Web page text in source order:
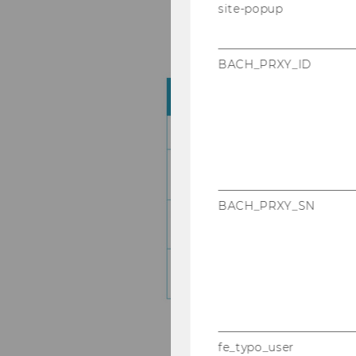
site-popup
BACH_PRXY_ID
BACH_PRXY_SN
fe_typo_user